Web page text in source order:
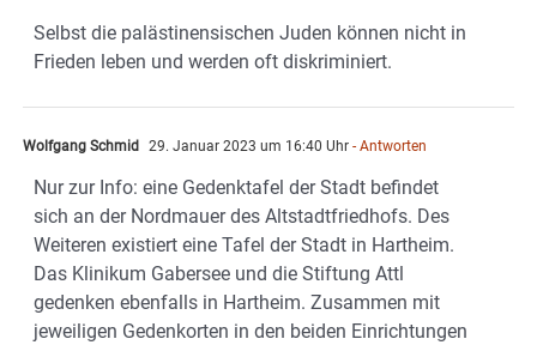
Selbst die palästinensischen Juden können nicht in
Frieden leben und werden oft diskriminiert.
Wolfgang Schmid 29. Januar 2023 um 16:40 Uhr - Antworten
Nur zur Info: eine Gedenktafel der Stadt befindet
sich an der Nordmauer des Altstadtfriedhofs. Des
Weiteren existiert eine Tafel der Stadt in Hartheim.
Das Klinikum Gabersee und die Stiftung Attl
gedenken ebenfalls in Hartheim. Zusammen mit
jeweiligen Gedenkorten in den beiden Einrichtungen